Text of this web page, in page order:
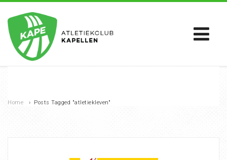
Home › Posts Tagged "atletiekleven"